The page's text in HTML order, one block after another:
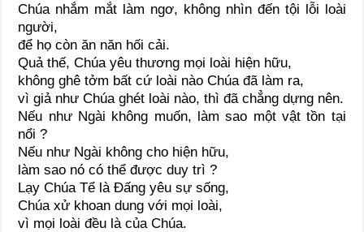
Chúa nhắm mắt làm ngơ, không nhìn đến tội lỗi loài
người,
để họ còn ăn năn hối cải.
Quả thế, Chúa yêu thương mọi loài hiện hữu,
không ghê tởm bất cứ loài nào Chúa đã làm ra,
vì giả như Chúa ghét loài nào, thì đã chẳng dựng nên.
Nếu như Ngài không muốn, làm sao một vật tồn tại
nổi ?
Nếu như Ngài không cho hiện hữu,
làm sao nó có thể được duy trì ?
Lạy Chúa Tể là Đấng yêu sự sống,
Chúa xử khoan dung với mọi loài,
vì mọi loài đều là của Chúa.